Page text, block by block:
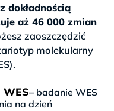
dokładnością
aż 46 000 zmian
zaoszczędzić
molekularny
WES– badanie WES
na dzień